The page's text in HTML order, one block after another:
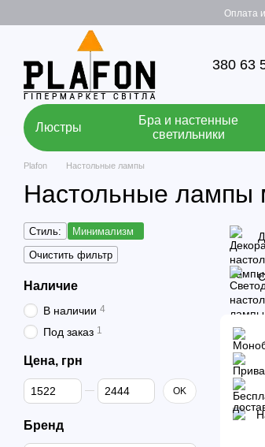
Оплата
380 63
Люстры
Бра и настенные
светильники
Plafon Настольные лампы
Настольные лампы
Стиль:
Минимализм
Очистить фильтр
Наличие
В наличии 4
Под заказ 1
Цена, грн
От Цена, грн
До Цена, грн OK
Бренд